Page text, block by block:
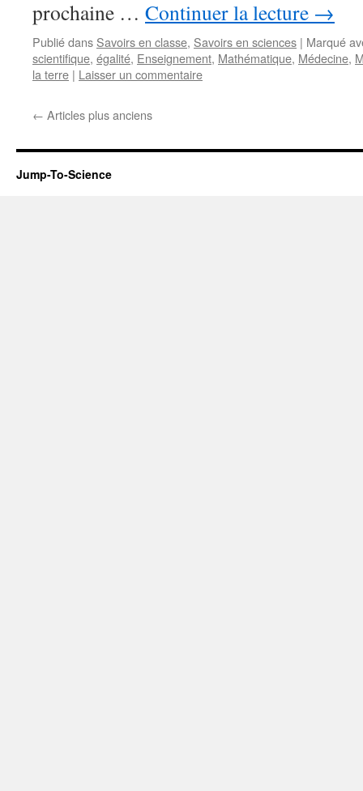
prochaine … Continuer la lecture →
Publié dans Savoirs en classe, Savoirs en sciences | Marqué
scientifique, égalité, Enseignement, Mathématique, Médecine,
la terre | Laisser un commentaire
← Articles plus anciens
Jump-To-Science